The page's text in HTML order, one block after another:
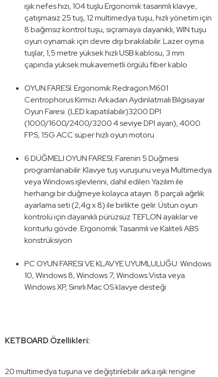
ışık nefes hızı, 104 tuşlu Ergonomik tasarımlı klavye,
çatışmasız 25 tuş, 12 multimedya tuşu, hızlı yönetim için
8 bağımsız kontrol tuşu, sıçramaya dayanıklı, WIN tuşu
oyun oynamak için devre dışı bırakılabilir. Lazer oyma
tuşlar, 1,5 metre yüksek hızlı USB kablosu, 3 mm
çapında yüksek mukavemetli örgülü fiber kablo
OYUN FARESI: Ergonomik Redragon M601
Centrophorus Kırmızı Arkadan Aydınlatmalı Bilgisayar
Oyun Faresi. (LED kapatılabilir)3200 DPI
(1000/1600/2400/3200 4 seviye DPI ayarı), 4000
FPS, 15G ACC süper hızlı oyun motoru
6 DÜĞMELI OYUN FARESI; Farenin 5 Düğmesi
programlanabilir. Klavye tuş vuruşunu veya Multimedya
veya Windows işlevlerini, dahil edilen Yazılım ile
herhangi bir düğmeye kolayca atayın. 8 parçalı ağırlık
ayarlama seti (2,4g x 8) ile birlikte gelir. Üstün oyun
kontrolü için dayanıklı pürüzsüz TEFLON ayaklar ve
konturlu gövde. Ergonomik Tasarımlı ve Kaliteli ABS
konstrüksiyon
PC OYUN FARESI VE KLAVYE UYUMLULUĞU: Windows
10, Windows 8, Windows 7, Windows Vista veya
Windows XP, Sınırlı Mac OS klavye desteği
KETBOARD Özellikleri:
20 multimedya tuşuna ve değiştirilebilir arka ışık rengine